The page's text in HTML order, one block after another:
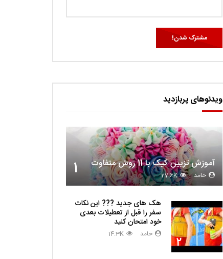
ویدئوهای پربازدید
1 آموزش تزیین کیک با 11 روش متفاوت
حامد 27.6K
2
هک های جدید ??️? این نکات
سفر را قبل از تعطیلات بعدی
خود امتحان کنید
حامد 14.3K